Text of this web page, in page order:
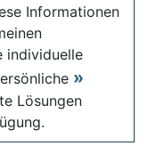
Informationen
individuelle
Lösungen